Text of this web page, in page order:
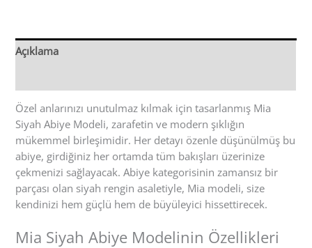
Açıklama
Özel anlarınızı unutulmaz kılmak için tasarlanmış Mia
Siyah Abiye Modeli, zarafetin ve modern şıklığın
mükemmel birleşimidir. Her detayı özenle düşünülmüş bu
abiye, girdiğiniz her ortamda tüm bakışları üzerinize
çekmenizi sağlayacak. Abiye kategorisinin zamansız bir
parçası olan siyah rengin asaletiyle, Mia modeli, size
kendinizi hem güçlü hem de büyüleyici hissettirecek.
Mia Siyah Abiye Modelinin Özellikleri